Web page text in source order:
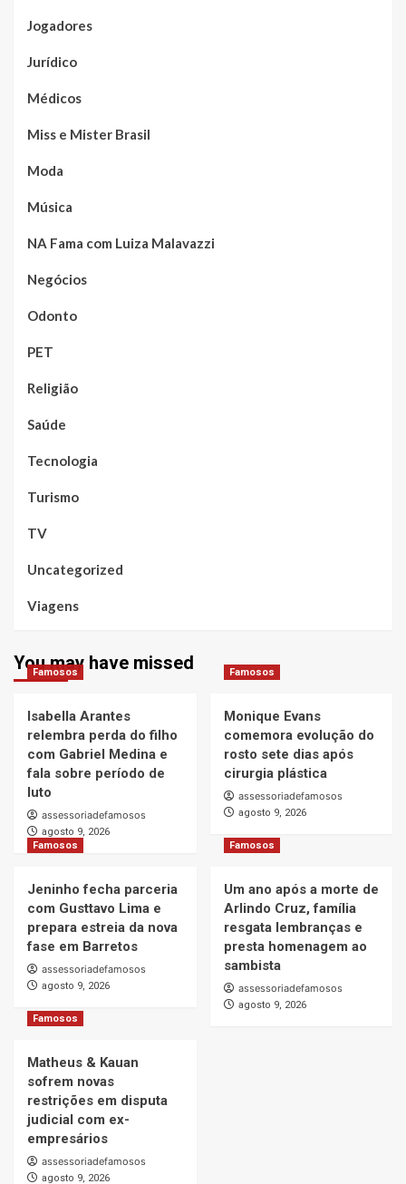
Jogadores
Jurídico
Médicos
Miss e Mister Brasil
Moda
Música
NA Fama com Luiza Malavazzi
Negócios
Odonto
PET
Religião
Saúde
Tecnologia
Turismo
TV
Uncategorized
Viagens
You may have missed
Famosos
Isabella Arantes
relembra perda do filho
com Gabriel Medina e
fala sobre período de
luto
assessoriadefamosos
agosto 9, 2026
Famosos
Monique Evans
comemora evolução do
rosto sete dias após
cirurgia plástica
assessoriadefamosos
agosto 9, 2026
Famosos
Jeninho fecha parceria
com Gusttavo Lima e
prepara estreia da nova
fase em Barretos
assessoriadefamosos
agosto 9, 2026
Famosos
Um ano após a morte de
Arlindo Cruz, família
resgata lembranças e
presta homenagem ao
sambista
assessoriadefamosos
agosto 9, 2026
Famosos
Matheus & Kauan
sofrem novas
restrições em disputa
judicial com ex-
empresários
assessoriadefamosos
agosto 9, 2026